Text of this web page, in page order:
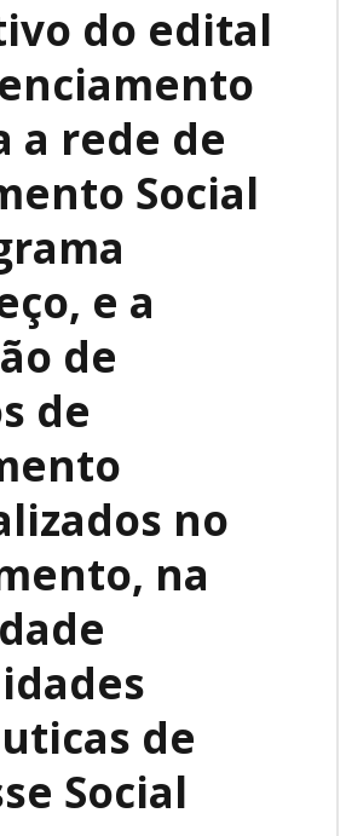
do edital
a rede de
Social
e a
de
de
no
na
de
Social